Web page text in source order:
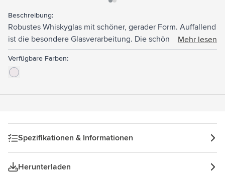
Beschreibung:
Robustes Whiskyglas mit schöner, gerader Form. Auffallend
ist die besondere Glasverarbeitung. Die schönen
Strukturen verleihen dem Glas ein klassisches und robustes
Aussehen. Auch zum Servieren von Wasser und Cocktails
geeignet. Fassungsvermögen 300 ml. Hergestellt in
Mehr lesen
Verfügbare Farben:
Spezifikationen & Informationen
Herunterladen